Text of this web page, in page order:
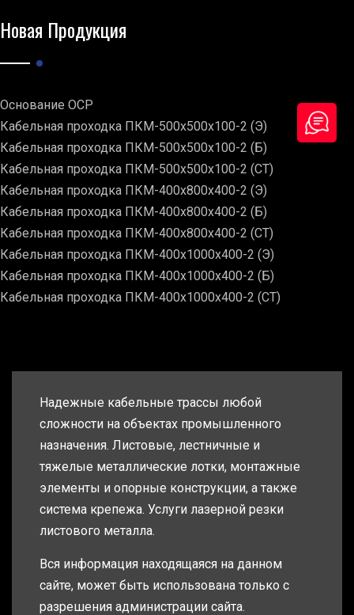
Новая Продукция
Основание ОСР
Кабельная проходка ПКМ-500х500х100-2 (Э)
Кабельная проходка ПКМ-500х500х100-2 (Б)
Кабельная проходка ПКМ-500х500х100-2 (СТ)
Кабельная проходка ПКМ-400х800х400-2 (Э)
Кабельная проходка ПКМ-400х800х400-2 (Б)
Кабельная проходка ПКМ-400х800х400-2 (СТ)
Кабельная проходка ПКМ-400х1000х400-2 (Э)
Кабельная проходка ПКМ-400х1000х400-2 (Б)
Кабельная проходка ПКМ-400х1000х400-2 (СТ)
Надежные кабельные трассы любой
сложности на объектах промышленного
назначения. Листовые, лестничные и
тяжелые металлические лотки, монтажные
элементы и опорные конструкции, а также
система крепежа. Услуги лазерной резки
листового металла.
Вся информация находящаяся на данном
сайте, может быть использована только с
разрешения администрации сайта.